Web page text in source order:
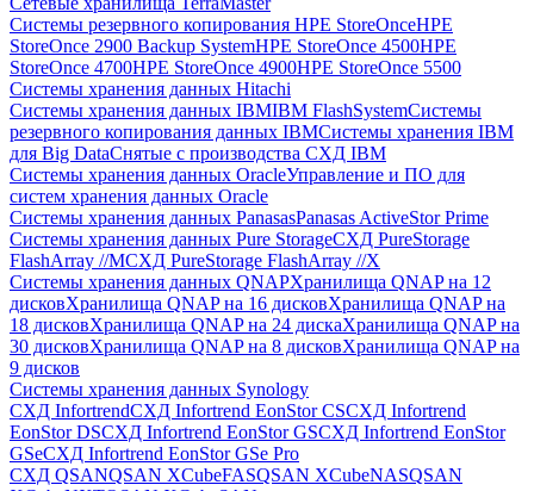
Системы резервного копирования HPE StoreOnceHPE
StoreOnce 2900 Backup SystemHPE StoreOnce 4500HPE
StoreOnce 4700HPE StoreOnce 4900HPE StoreOnce 5500
Системы хранения данных Hitachi
Системы хранения данных IBMIBM FlashSystemСистемы
резервного копирования данных IBMСистемы хранения IBM
для Big DataСнятые с производства СХД IBM
Системы хранения данных OracleУправление и ПО для
систем хранения данных Oracle
Системы хранения данных PanasasPanasas ActiveStor Prime
Системы хранения данных Pure StorageСХД PureStorage
FlashArray //MСХД PureStorage FlashArray //X
Системы хранения данных QNAPХранилища QNAP на 12
дисковХранилища QNAP на 16 дисковХранилища QNAP на
18 дисковХранилища QNAP на 24 дискаХранилища QNAP на
30 дисковХранилища QNAP на 8 дисковХранилища QNAP на
9 дисков
Системы хранения данных Synology
СХД InfortrendСХД Infortrend EonStor CSСХД Infortrend
EonStor DSСХД Infortrend EonStor GSСХД Infortrend EonStor
GSeСХД Infortrend EonStor GSe Pro
СХД QSANQSAN XCubeFASQSAN XCubeNASQSAN